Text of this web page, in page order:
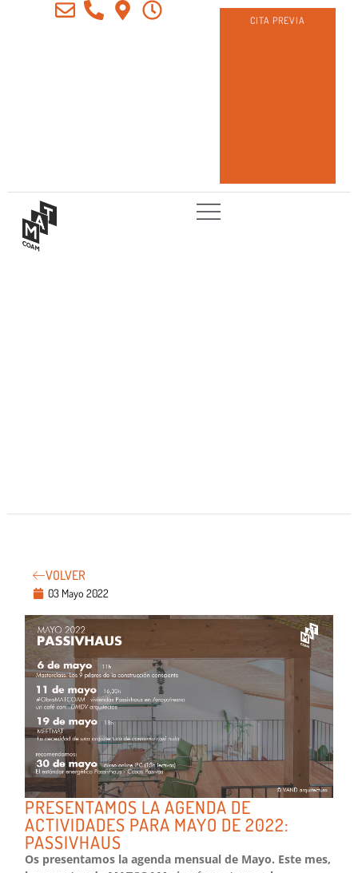
CITA PREVIA
VOLVER
03 Mayo 2022
PRESENTAMOS LA AGENDA DE
ACTIVIDADES PARA MAYO DE 2022:
PASSIVHAUS
Os presentamos la agenda mensual de Mayo. Este mes,